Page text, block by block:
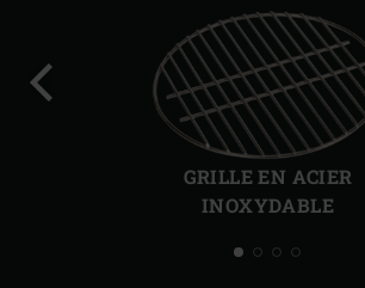
GRILLE EN ACIER
INOXYDABLE